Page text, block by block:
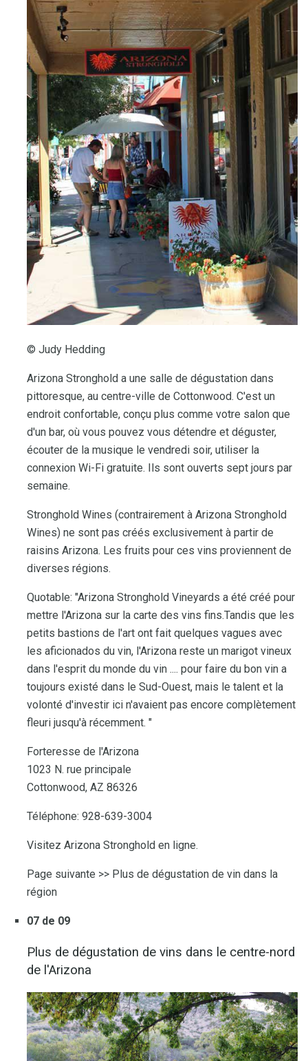
© Judy Hedding
Arizona Stronghold a une salle de dégustation dans
pittoresque, au centre-ville de Cottonwood. C'est un
endroit confortable, conçu plus comme votre salon que
d'un bar, où vous pouvez vous détendre et déguster,
écouter de la musique le vendredi soir, utiliser la
connexion Wi-Fi gratuite. Ils sont ouverts sept jours par
semaine.
Stronghold Wines (contrairement à Arizona Stronghold
Wines) ne sont pas créés exclusivement à partir de
raisins Arizona. Les fruits pour ces vins proviennent de
diverses régions.
Quotable: "Arizona Stronghold Vineyards a été créé pour
mettre l'Arizona sur la carte des vins fins.Tandis que les
petits bastions de l'art ont fait quelques vagues avec
les aficionados du vin, l'Arizona reste un marigot vineux
dans l'esprit du monde du vin .... pour faire du bon vin a
toujours existé dans le Sud-Ouest, mais le talent et la
volonté d'investir ici n'avaient pas encore complètement
fleuri jusqu'à récemment. "
Forteresse de l'Arizona
1023 N. rue principale
Cottonwood, AZ 86326
Téléphone: 928-639-3004
Visitez Arizona Stronghold en ligne.
Page suivante >> Plus de dégustation de vin dans la
région
07 de 09
Plus de dégustation de vins dans le centre-nord
de l'Arizona